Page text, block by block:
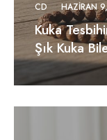
CD HAZIRAN
Kuka
Şık Kuka